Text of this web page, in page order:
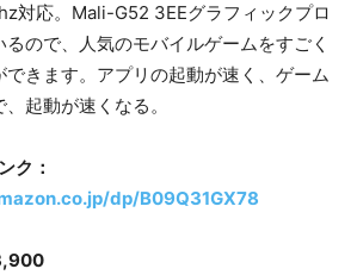
対応。Mali-G52 3EEグラフィックプロ
ので、人気のモバイルゲームをすごく
きます。アプリの起動が速く、ゲーム
起動が速くなる。
ク：
dp/B09Q31GX78